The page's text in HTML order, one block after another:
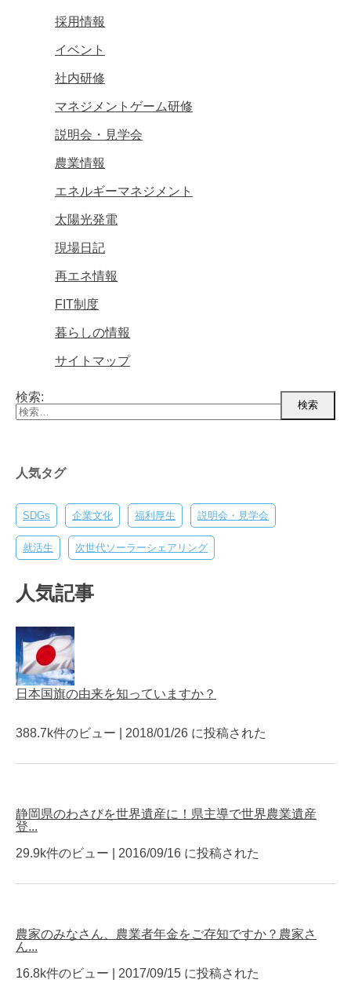
採用情報
イベント
社内研修
マネジメントゲーム研修
説明会・見学会
農業情報
エネルギーマネジメント
太陽光発電
現場日記
再エネ情報
FIT制度
暮らしの情報
サイトマップ
検索:
人気タグ
SDGs 企業文化 福利厚生 説明会・見学会
就活生 次世代ソーラーシェアリング
人気記事
日本国旗の由来を知っていますか？
388.7k件のビュー 2018/01/26 に投稿された
静岡県のわさびを世界遺産に！県主導で世界農業遺産
登...
29.9k件のビュー
2016/09/16 に投稿された
農家のみなさん、農業者年金をご存知ですか？農家さ
ん...
16.8k件のビュー
2017/09/15 に投稿された